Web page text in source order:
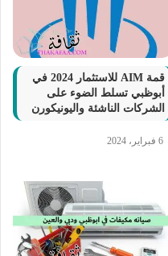
قمة AIM للاستثمار 2024 في
أبوظبي تسلط الضوء على
الشركات الناشئة واليونيكورن
6 فبراير، 2024